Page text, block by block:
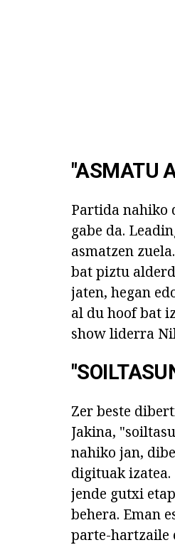
"ASMATU
Partida nahiko
gabe da.
asmatzen
bat piztu
jaten, hegan
al du hoof bat
show liderra
Zer beste
Jakina,
nahiko jan,
digituak
jende gutxi
behera. Eman
parte-hartzaile